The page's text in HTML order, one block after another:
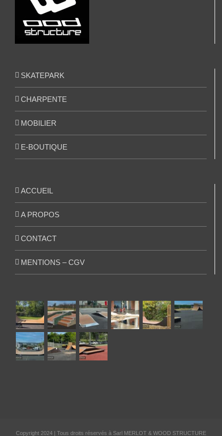
SKATEPARK
CHARPENTE
MOBILIER
E-BOUTIQUE
ACCUEIL
A PROPOS
CONTACT
MENTIONS – CGV
Copyright 2024 | Tous droits réservés à Sarl MERLOT & WOOD STRUCTURE